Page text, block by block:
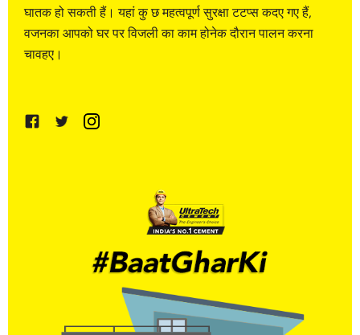
घातक हो सकती हैं। यहां कु छ महत्वपूर्ण सुरक्षा टटप्स कदए गए हैं,
वजनका आपको घर पर विजली का काम होनेक दौरान पालन करना
चावहए।